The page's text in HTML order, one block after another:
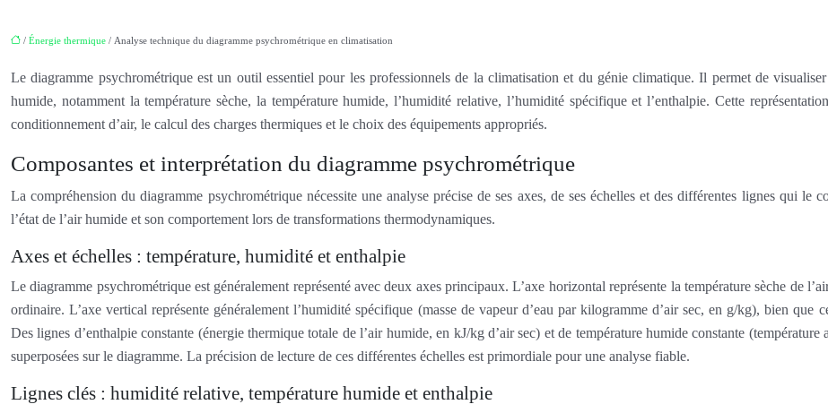
/ Énergie thermique / Analyse technique du diagramme psychrométrique en climatisation
Le diagramme psychrométrique est un outil essentiel pour les professionnels de la climatisation et du génie climatique. Il permet de
humide, notamment la température sèche, la température humide, l’humidité relative, l’humidité spécifique et l’enthalpie. Cette
conditionnement d’air, le calcul des charges thermiques et le choix des équipements appropriés.
Composantes et interprétation du diagramme psychrométrique
La compréhension du diagramme psychrométrique nécessite une analyse précise de ses axes, de ses échelles et des différentes lignes qui le
l’état de l’air humide et son comportement lors de transformations thermodynamiques.
Axes et échelles : température, humidité et enthalpie
Le diagramme psychrométrique est généralement représenté avec deux axes principaux. L’axe horizontal représente la température sèche de
ordinaire. L’axe vertical représente généralement l’humidité spécifique (masse de vapeur d’eau par kilogramme d’air sec, en g/kg), bien que
Des lignes d’enthalpie constante (énergie thermique totale de l’air humide, en kJ/kg d’air sec) et de température humide constante
superposées sur le diagramme. La précision de lecture de ces différentes échelles est primordiale pour une analyse fiable.
Lignes clés : humidité relative, température humide et enthalpie